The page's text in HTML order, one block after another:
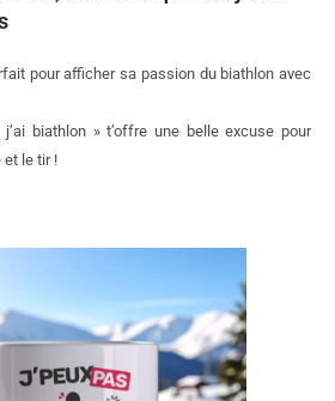
pour afficher sa passion du biathlon avec
biathlon » t’offre une belle excuse pour
et le tir !